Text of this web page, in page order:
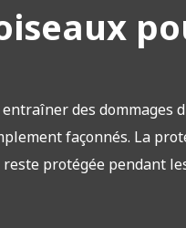
des
façonnés. La
protégée pendant